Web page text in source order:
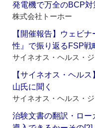
発電機で万全のBCP対
株式会社トーホー
【開催報告】ウェビ
性』で振り返るFSP戦
サイネオス・ヘルス・
【サイネオス・ヘル
山氏に聞く
サイネオス・ヘルス・
治験文書の翻訳・ロ